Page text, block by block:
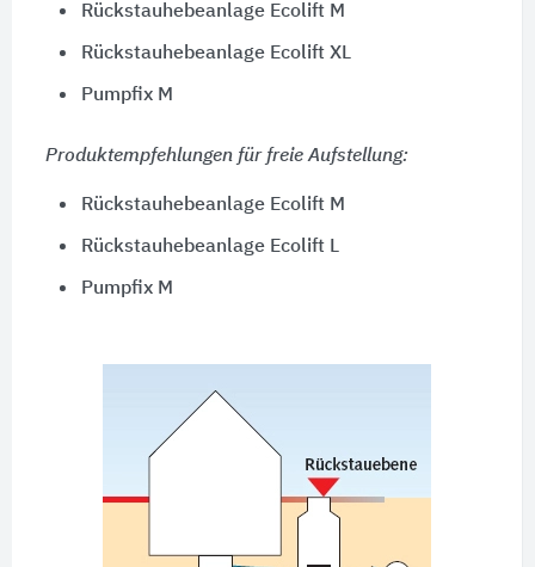
Rückstauhebeanlage Ecolift M
Rückstauhebeanlage Ecolift XL
Pumpfix M
Produktempfehlungen für freie Aufstellung:
Rückstauhebeanlage Ecolift M
Rückstauhebeanlage Ecolift L
Pumpfix M